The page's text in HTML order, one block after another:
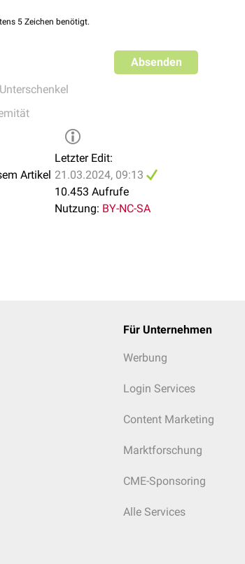
5 Zeichen benötigt.
Absenden
Unterschenkel
Artikel
Letzter Edit:
21.03.2024, 09:13
10.453 Aufrufe
Nutzung: BY-NC-SA
Für Unternehmen
Werbung
Login Services
Content Marketing
Marktforschung
CME-Sponsoring
Alle Services